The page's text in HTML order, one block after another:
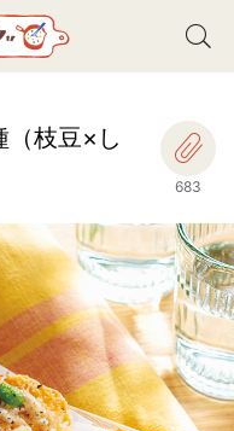
（枝豆×し
683